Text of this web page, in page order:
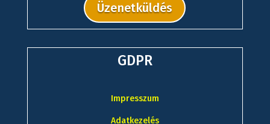
Üzenetküldés
GDPR
Impresszum
Adatkezelés